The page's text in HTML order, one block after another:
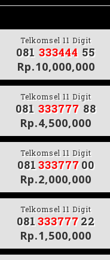
Telkomsel 11 Digit
081 333444 55
Rp.10,000,000
Telkomsel 11 Digit
081 333777 88
Rp.4,500,000
Telkomsel 11 Digit
081 33377700
Rp.2,000,000
Telkomsel 11 Digit
081 33377722
Rp.1,500,000